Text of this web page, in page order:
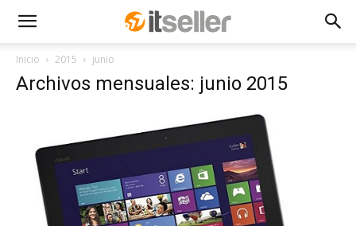
Inicio 2015 junio
Archivos mensuales: junio 2015